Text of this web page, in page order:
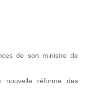
de son ministre de
nouvelle réforme des